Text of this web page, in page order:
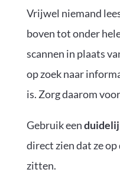
Vrijwel niemand
boven tot onder
scannen in plaats
op zoek naar
is. Zorg daarom
Gebruik een
direct zien dat ze
zitten.